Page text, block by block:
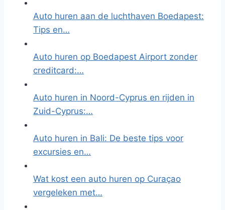
Auto huren aan de luchthaven Boedapest:
Tips en…
Auto huren op Boedapest Airport zonder
creditcard:…
Auto huren in Noord-Cyprus en rijden in
Zuid-Cyprus:…
Auto huren in Bali: De beste tips voor
excursies en…
Wat kost een auto huren op Curaçao
vergeleken met…